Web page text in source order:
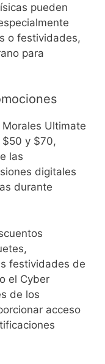
pueden
o festividades,
para
Ultimate
$50 y $70,
las
digitales
durante
festividades de
el Cyber
de los
acceso